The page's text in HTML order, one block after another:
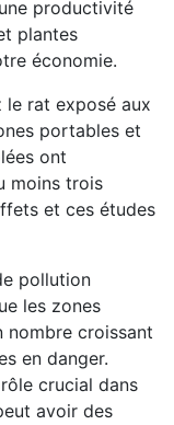
productivité
plantes
économie.
le rat exposé aux
portables et
ont
moins trois
et ces études
pollution
les zones
nombre croissant
en danger.
crucial dans
avoir des